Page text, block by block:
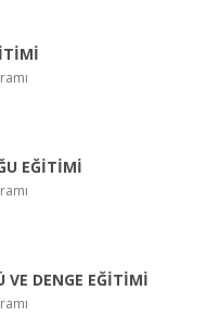
EĞİTİMİ
VE DENGE EĞİTİMİ